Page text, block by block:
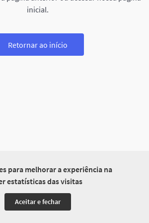
para melhorar a experiência na
estatísticas das visitas
Aceitar e fechar
inicial.
Retornar ao início